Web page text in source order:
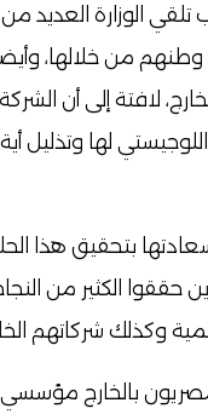
الوزارة العديد
من خلالها،
لافتة إلى أن
لها وتذليل
سعادتها بتحقيق هذا
حققوا الكثير من
وكذلك شركاتهم
بالخارج مؤسسي